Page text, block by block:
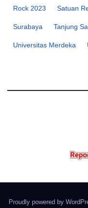
Rock 2023 Satuan
Surabaya Tanjung
Universitas Merdeka
Proudly powered by